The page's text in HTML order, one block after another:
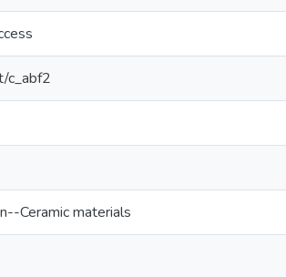
c_abf2
Ceramic materials